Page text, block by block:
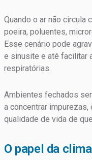
Quando o ar não circula
poeira, poluentes,
Esse cenário pode
e sinusite e até facilitar
respiratórias.
Ambientes fechados
a concentrar
qualidade de vida de
O papel da